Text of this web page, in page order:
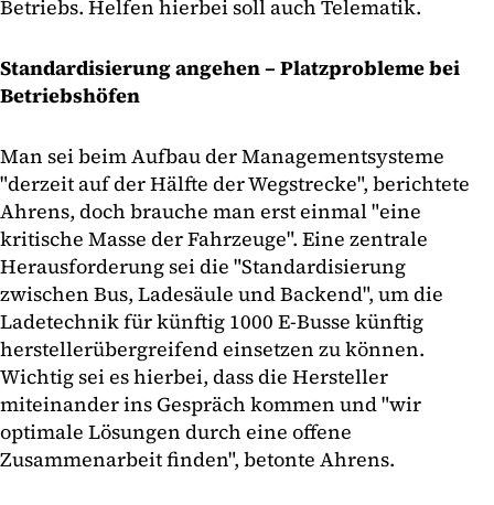
Betriebs. Helfen hierbei soll auch Telematik.
Standardisierung angehen – Platzprobleme bei
Betriebshöfen
Man sei beim Aufbau der Managementsysteme
"derzeit auf der Hälfte der Wegstrecke", berichtete
Ahrens, doch brauche man erst einmal "eine
kritische Masse der Fahrzeuge". Eine zentrale
Herausforderung sei die "Standardisierung
zwischen Bus, Ladesäule und Backend", um die
Ladetechnik für künftig 1000 E-Busse künftig
herstellerübergreifend einsetzen zu können.
Wichtig sei es hierbei, dass die Hersteller
miteinander ins Gespräch kommen und "wir
optimale Lösungen durch eine offene
Zusammenarbeit finden", betonte Ahrens.